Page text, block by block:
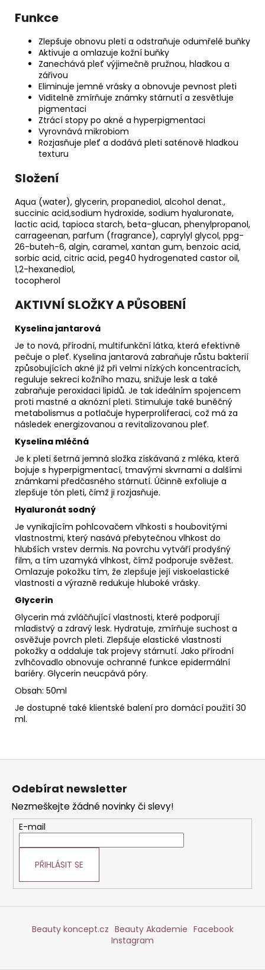
Funkce
Zlepšuje obnovu pleti a odstraňuje odumřelé buňky
Aktivuje a omlazuje kožní buňky
Zanechává pleť výjimečně pružnou, hladkou a
zářivou
Eliminuje jemné vrásky a obnovuje pevnost pleti
Viditelně zmírňuje známky stárnutí a zesvětluje
pigmentaci
Ztrácí stopy po akné a hyperpigmentaci
Vyrovnává mikrobiom
Rozjasňuje pleť a dodává pleti saténově hladkou
texturu
Složení
Aqua (water), glycerin, propanediol, alcohol denat.,
succinic acid,sodium hydroxide, sodium hyaluronate,
lactic acid, tapioca starch, beta-glucan, phenylpropanol,
carrageenan, parfum (fragrance), caprylyl glycol, ppg-
26-buteh-6, algin, caramel, xantan gum, benzoic acid,
sorbic acid, citric acid, peg40 hydrogenated castor oil,
1,2-hexanediol,
tocopherol
AKTIVNÍ SLOŽKY A PŮSOBENÍ
Kyselina jantarová
Je to nová, přírodní, multifunkční látka, která efektivně
pečuje o pleť. Kyselina jantarová zabraňuje růstu bakterií
způsobujících akné již při velmi nízkých koncentracích,
reguluje sekreci kožního mazu, snižuje lesk a také
zabraňuje peroxidaci lipidů. Je tak ideálním spojencem
proti mastné a aknózní pleti. Stimuluje také buněčný
metabolismus a potlačuje hyperproliferaci, což má za
následek energizovanou a revitalizovanou pleť.
Kyselina mléčná
Je k pleti šetrná jemná složka získávaná z mléka, která
bojuje s hyperpigmentací, tmavými skvrnami a dalšími
známkami předčasného stárnutí. Účinně exfoliuje a
zlepšuje tón pleti, čímž ji rozjasňuje.
Hyaluronát sodný
Je vynikajícím pohlcovačem vlhkosti s houbovitými
vlastnostmi, který nasává přebytečnou vlhkost do
hlubších vrstev dermis. Na povrchu vytváří prodyšný
film, a tím uzamyká vlhkost, čímž podporuje svěžest.
Omlazuje pokožku tím, že zlepšuje její viskoelastické
vlastnosti a výrazně redukuje hluboké vrásky.
Glycerin
Glycerin má zvláčňující vlastnosti, které podporují
mladistvý a zdravý lesk. Hydratuje, zmírňuje suchost a
osvěžuje povrch pleti. Zlepšuje elastické vlastnosti
pokožky a oddaluje tak projevy stárnutí. Jako přírodní
zvlhčovadlo obnovuje ochranné funkce epidermální
bariéry. Glycerin neucpává póry.
Obsah: 50ml
Je dostupné také klientské balení pro domácí použití 30
ml.
Z
Odebírat newsletter
Nezmeškejte žádné novinky či slevy!
E-mail
PŘIHLÁSIT SE
Beauty koncept.cz Beauty Akademie Facebook
Instagram